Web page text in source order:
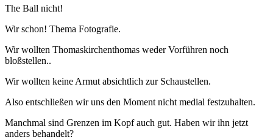
The Ball nicht!
Wir schon! Thema Fotografie.
Wir wollten Thomaskirchenthomas weder Vorführen noch
bloßstellen..
Wir wollten keine Armut absichtlich zur Schaustellen.
Also entschließen wir uns den Moment nicht medial festzuhalten.
Manchmal sind Grenzen im Kopf auch gut. Haben wir ihn jetzt
anders behandelt?